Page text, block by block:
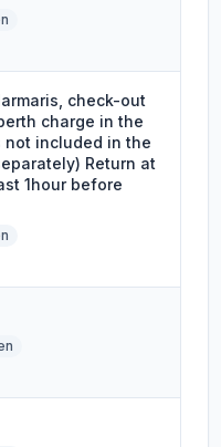
check-out
charge in the
included in the
Return at
1hour before